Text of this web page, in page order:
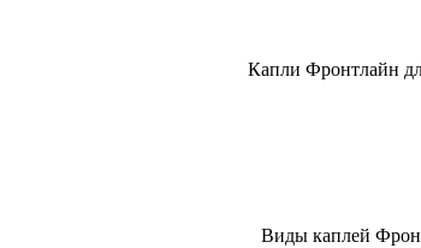
Капли Фронтлайн
Виды каплей